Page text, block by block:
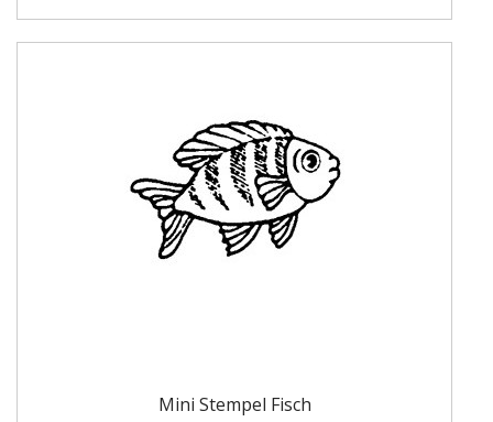
Mini Stempel Fisch